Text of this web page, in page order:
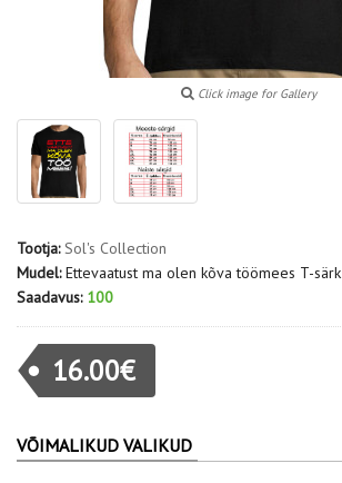
Click image for Gallery
Tootja: Sol's Collection
Mudel: Ettevaatust ma olen kõva töömees T-särk
Saadavus: 100
16.00€
VÕIMALIKUD VALIKUD